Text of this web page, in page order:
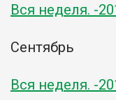
Вся неделя. -
Сентябрь
Вся неделя. -